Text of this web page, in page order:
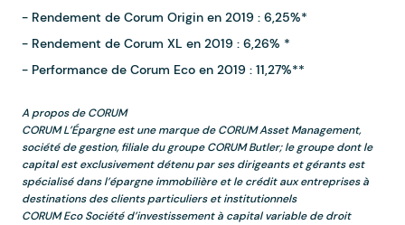
- Rendement de Corum Origin en 2019 : 6,25%*
- Rendement de Corum XL en 2019 : 6,26% *
- Performance de Corum Eco en 2019 : 11,27%**
A propos de CORUM
CORUM L’Épargne est une marque de CORUM Asset Management,
société de gestion, filiale du groupe CORUM Butler; le groupe dont le
capital est exclusivement détenu par ses dirigeants et gérants est
spécialisé dans l’épargne immobilière et le crédit aux entreprises à
destinations des clients particuliers et institutionnels
CORUM Eco Société d’investissement à capital variable de droit